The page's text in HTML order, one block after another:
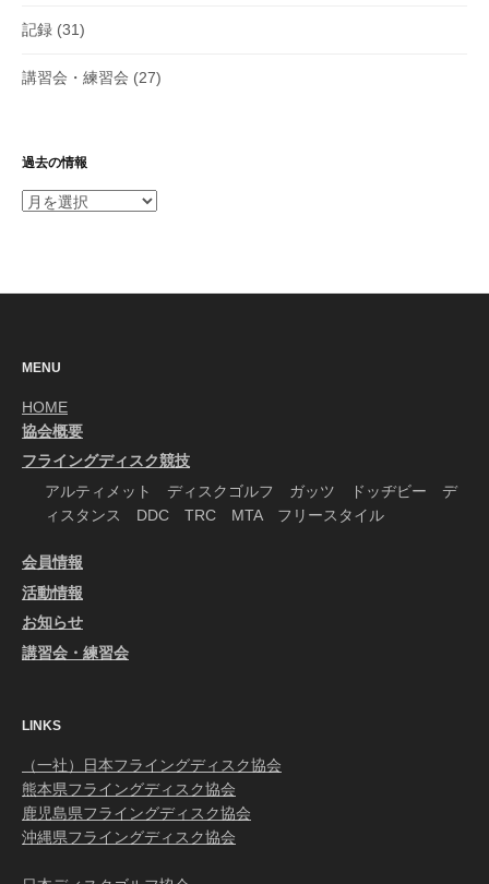
記録 (31)
講習会・練習会 (27)
過去の情報
過
報
MENU
HOME
協会概要
フライングディスク競技
アルティメット ディスクゴルフ ガッツ ドッヂビー デ
ィスタンス DDC TRC MTA フリースタイル
会員情報
活動情報
お知らせ
講習会・練習会
LINKS
（一社）日本フライングディスク協会
熊本県フライングディスク協会
鹿児島県フライングディスク協会
沖縄県フライングディスク協会